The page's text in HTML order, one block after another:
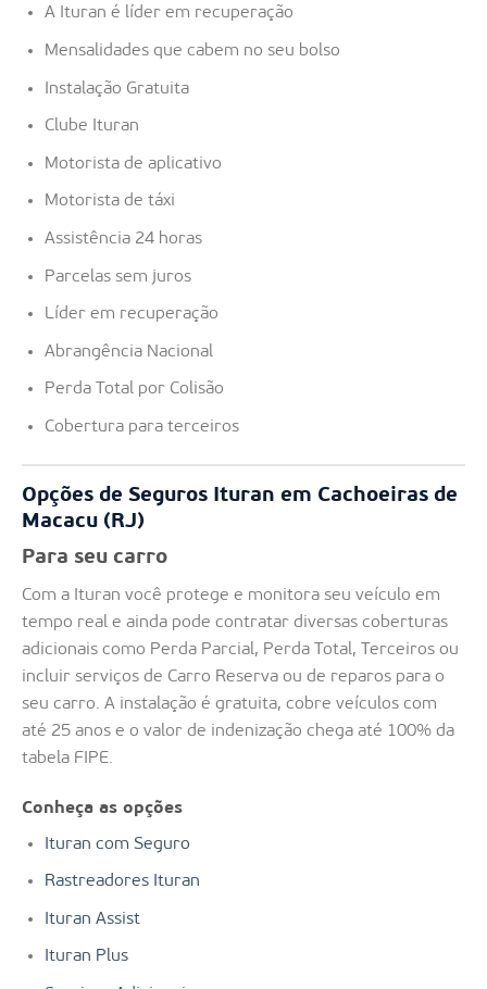
A Ituran é líder em recuperação
Mensalidades que cabem no seu bolso
Instalação Gratuita
Clube Ituran
Motorista de aplicativo
Motorista de táxi
Assistência 24 horas
Parcelas sem juros
Líder em recuperação
Abrangência Nacional
Perda Total por Colisão
Cobertura para terceiros
Opções de Seguros Ituran em Cachoeiras de
Macacu (RJ)
Para seu carro
Com a Ituran você protege e monitora seu veículo em
tempo real e ainda pode contratar diversas coberturas
adicionais como Perda Parcial, Perda Total, Terceiros ou
incluir serviços de Carro Reserva ou de reparos para o
seu carro. A instalação é gratuita, cobre veículos com
até 25 anos e o valor de indenização chega até 100% da
tabela FIPE.
Conheça as opções
Ituran com Seguro
Rastreadores Ituran
Ituran Assist
Ituran Plus